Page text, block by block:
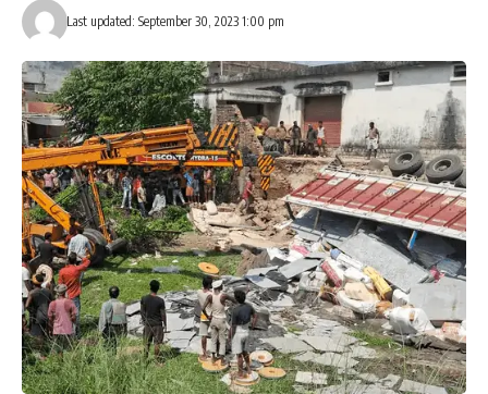
Last updated: September 30, 2023 1:00 pm